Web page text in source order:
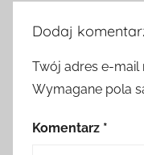
Dodaj
Twój adres e-mail
Wymagane pola
Komentarz *